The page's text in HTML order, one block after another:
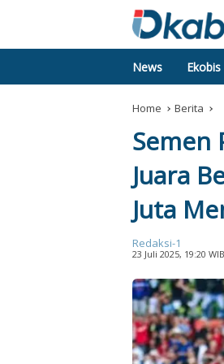
News Ekobis
Home Berita
Semen
Juara
Juta
Redaksi-1
23 Juli 2025, 19:20 WIB